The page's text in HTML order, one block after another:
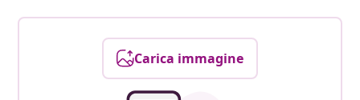
Carica immagine